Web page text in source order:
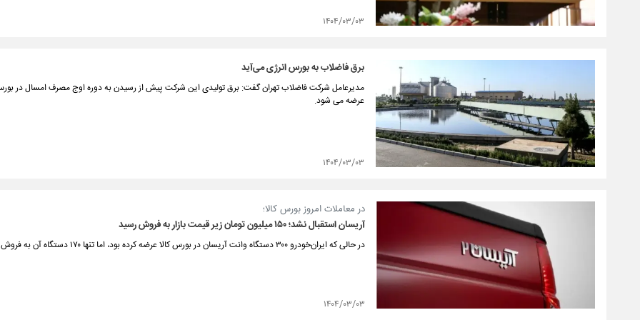
۱۴۰۴/۰۳/۰۳
برق فاضلاب به بورس انرژی می‌آید
مدیرعامل شرکت فاضلاب تهران گفت: برق تولیدی این شرکت پیش از رسیدن به دوره اوج مصرف امسال در
عرضه می شود.
۱۴۰۴/۰۳/۰۳
در معاملات امروز بورس کالا؛
آریسان استقبال نشد؛ ۱۵۰ میلیون تومان زیر قیمت بازار به فروش رسید
در حالی که ایران‌خودرو ۳۰۰ دستگاه وانت آریسان در بورس کالا عرضه کرده بود، اما تنها ۱۷۰ دستگاه آن به فروش رسید.
۱۴۰۴/۰۳/۰۳